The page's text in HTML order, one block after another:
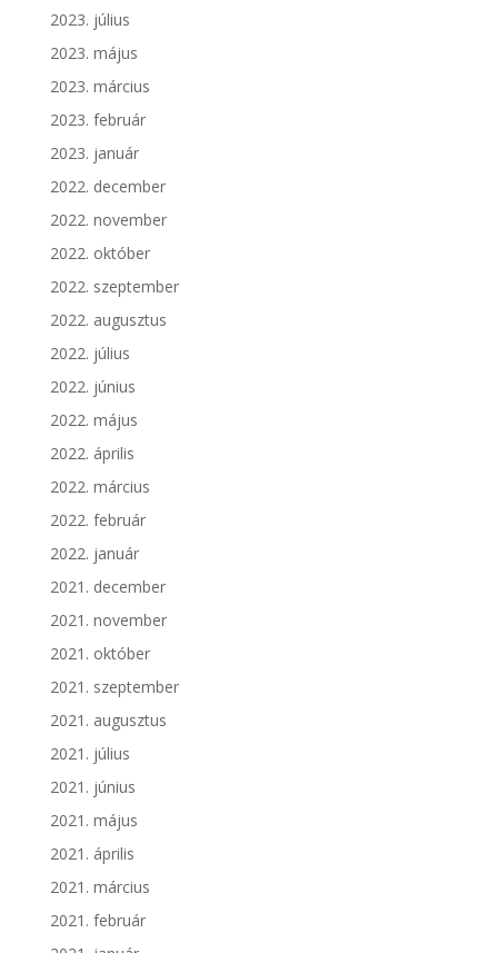
2023. július
2023. május
2023. március
2023. február
2023. január
2022. december
2022. november
2022. október
2022. szeptember
2022. augusztus
2022. július
2022. június
2022. május
2022. április
2022. március
2022. február
2022. január
2021. december
2021. november
2021. október
2021. szeptember
2021. augusztus
2021. július
2021. június
2021. május
2021. április
2021. március
2021. február